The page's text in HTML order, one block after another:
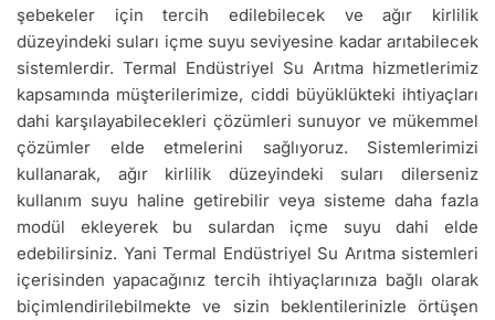
şebekeler için tercih edilebilecek ve ağır kirlilik
düzeyindeki suları içme suyu seviyesine kadar arıtabilecek
sistemlerdir. Termal Endüstriyel Su Arıtma hizmetlerimiz
kapsamında müşterilerimize, ciddi büyüklükteki ihtiyaçları
dahi karşılayabilecekleri çözümleri sunuyor ve mükemmel
çözümler elde etmelerini sağlıyoruz. Sistemlerimizi
kullanarak, ağır kirlilik düzeyindeki suları dilerseniz
kullanım suyu haline getirebilir veya sisteme daha fazla
modül ekleyerek bu sulardan içme suyu dahi elde
edebilirsiniz. Yani Termal Endüstriyel Su Arıtma sistemleri
içerisinden yapacağınız tercih ihtiyaçlarınıza bağlı olarak
biçimlendirilebilmekte ve sizin beklentilerinizle örtüşen